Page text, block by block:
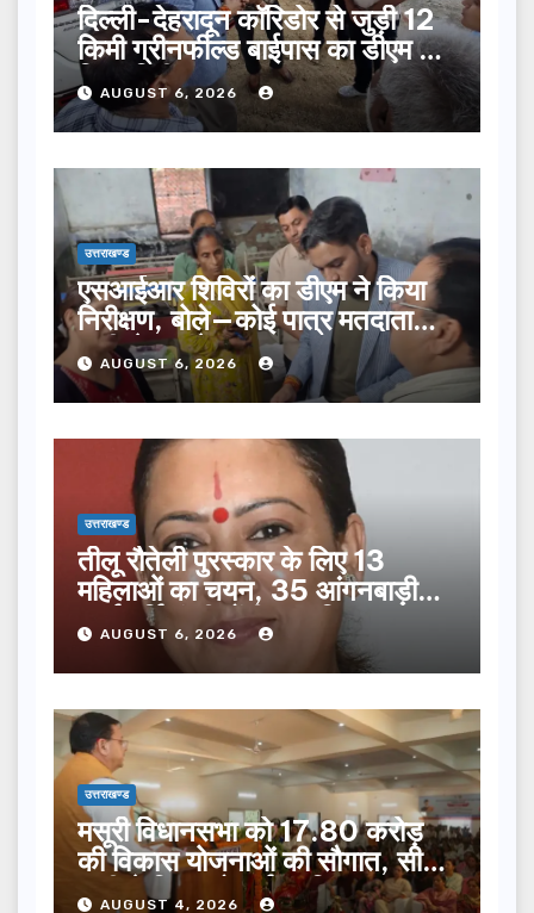
दिल्ली-देहरादून कॉरिडोर से जुड़ी 12
किमी ग्रीनफील्ड बाईपास का डीएम ने
किया निरीक्षण…
AUGUST 6, 2026
उत्तराखण्ड
एसआईआर शिविरों का डीएम ने किया
निरीक्षण, बोले—कोई पात्र मतदाता
सूची से न छूटे…
AUGUST 6, 2026
उत्तराखण्ड
तीलू रौतेली पुरस्कार के लिए 13
महिलाओं का चयन, 35 आंगनबाड़ी
कार्यकर्तियां भी होंगी सम्मानित…
AUGUST 6, 2026
उत्तराखण्ड
मसूरी विधानसभा को 17.80 करोड़
की विकास योजनाओं की सौगात, सीएम
धामी ने किया लोकार्पण-शिलान्यास.
AUGUST 4, 2026